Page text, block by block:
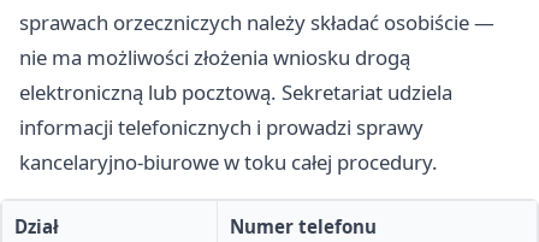
sprawach orzeczniczych należy składać osobiście —
nie ma możliwości złożenia wniosku drogą
elektroniczną lub pocztową. Sekretariat udziela
informacji telefonicznych i prowadzi sprawy
kancelaryjno-biurowe w toku całej procedury.
Dział Numer telefonu